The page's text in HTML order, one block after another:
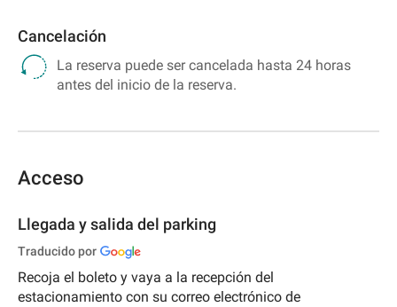
Cancelación
La reserva puede ser cancelada hasta 24 horas
antes del inicio de la reserva.
Acceso
Llegada y salida del parking
Traducido por
Recoja el boleto y vaya a la recepción del
estacionamiento con su correo electrónico de